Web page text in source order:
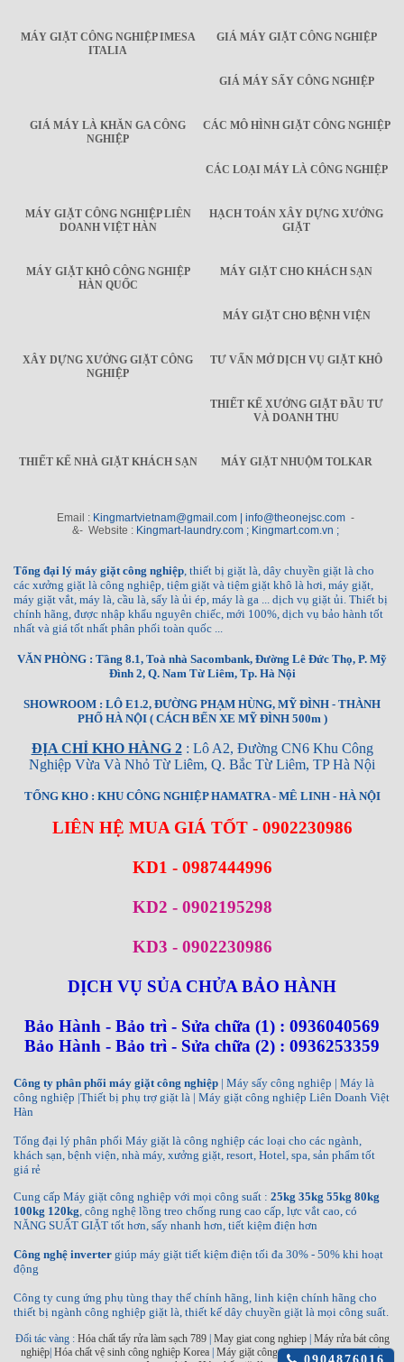
MÁY GIẶT CÔNG NGHIỆP IMESA
ITALIA
GIÁ MÁY GIẶT CÔNG NGHIỆP
GIÁ MÁY SẤY CÔNG NGHIỆP
GIÁ MÁY LÀ KHĂN GA CÔNG
NGHIỆP
CÁC MÔ HÌNH GIẶT CÔNG NGHIỆP
CÁC LOẠI MÁY LÀ CÔNG NGHIỆP
MÁY GIẶT CÔNG NGHIỆP LIÊN
DOANH VIỆT HÀN
HẠCH TOÁN XÂY DỰNG XƯỞNG
GIẶT
MÁY GIẶT KHÔ CÔNG NGHIỆP
HÀN QUỐC
MÁY GIẶT CHO KHÁCH SẠN
MÁY GIẶT CHO BỆNH VIỆN
XÂY DỰNG XƯỞNG GIẶT CÔNG
NGHIỆP
TƯ VẤN MỞ DỊCH VỤ GIẶT KHÔ
THIẾT KẾ XƯỞNG GIẶT ĐẦU TƯ
VÀ DOANH THU
THIẾT KẾ NHÀ GIẶT KHÁCH SẠN MÁY GIẶT NHUỘM TOLKAR
Email : Kingmartvietnam@gmail.com | info@theonejsc.com -
&- Website : Kingmart-laundry.com ; Kingmart.com.vn ;
Click
Tổng đại lý máy giặt công nghiệp, thiết bị giặt là, dây chuyền giặt là cho
các xưởng giặt là công nghiệp, tiệm giặt và tiệm giặt khô là hơi, máy giặt,
máy giặt vắt, máy là, cầu là, sấy là ủi ép, máy là ga ... dịch vụ giặt ủi. Thiết bị
chính hãng, được nhập khẩu nguyên chiếc, mới 100%, dịch vụ bảo hành tốt
nhất và giá tốt nhất phân phối toàn quốc ...
VĂN PHÒNG : Tầng 8.1, Toà nhà Sacombank, Đường Lê Đức Thọ, P. Mỹ
Đình 2, Q. Nam Từ Liêm, Tp. Hà Nội
SHOWROOM : LÔ E1.2, ĐƯỜNG PHẠM HÙNG, MỸ ĐÌNH - THÀNH
PHỐ HÀ NỘI ( CÁCH BẾN XE MỸ ĐÌNH 500m )
ĐỊA CHỈ KHO HÀNG 2: Lô A2, Đường CN6 Khu Công
Nghiệp Vừa Và Nhỏ Từ Liêm, Q. Bắc Từ Liêm, TP Hà Nội
TỔNG KHO : KHU CÔNG NGHIỆP HAMATRA - MÊ LINH - HÀ NỘI
LIÊN HỆ MUA GIÁ TỐT - 0902230986
KD1 - 0987444996
KD2 - 0902195298
KD3 - 0902230986
DỊCH VỤ SỦA CHỬA BẢO HÀNH
Bảo Hành - Bảo trì - Sửa chữa (1) : 0936040569
Bảo Hành - Bảo trì - Sửa chữa (2) : 0936253359
Công ty phân phối máy giặt công nghiệp | Máy sấy công nghiệp | Máy là
công nghiệp |Thiết bị phụ trợ giặt là | Máy giặt công nghiệp Liên Doanh Việt
Hàn
Tổng đại lý phân phối Máy giặt là công nghiệp các loại cho các ngành,
khách sạn, bệnh viện, nhà máy, xưởng giặt, resort, Hotel, spa, sản phẩm tốt
giá rẻ
Cung cấp Máy giặt công nghiệp với mọi công suất : 25kg 35kg 55kg 80kg
100kg 120kg , công nghệ lồng treo chống rung cao cấp, lực vắt cao, có
NĂNG SUẤT GIẶT tốt hơn, sấy nhanh hơn, tiết kiệm điện hơn
Công nghệ inverter giúp máy giặt tiết kiệm điện tối đa 30% - 50% khi hoạt
động
Công ty cung ứng phụ tùng thay thế chính hãng, linh kiện chính hãng cho
thiết bị ngành công nghiệp giặt là, thiết kế dây chuyền giặt là mọi công suất.
Đối tác vàng : Hóa chất tẩy rửa làm sạch 789| May giat cong nghiep| Máy rửa bát công
nghiệp| Hóa chất vệ sinh công nghiệp Korea|Máy giặt công nghiệp INKO|Máy sấy